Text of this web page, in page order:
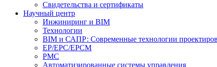
Свидетельства и сертификаты
Научный центр
Инжиниринг и BIM
Технологии
BIM и САПР: Современные технологии
EP/EPC/EPCM
PMC
Автоматизированные системы управления